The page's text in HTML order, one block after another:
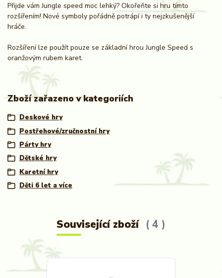
Přijde vám Jungle speed moc lehký? Okořeňte si hru tímto
rozšířením! Nové symboly pořádně potrápí i ty nejzkušenější
hráče.
Rozšíření lze použít pouze se základní hrou Jungle Speed s
oranžovým rubem karet.
Zboží zařazeno v kategoriích
Deskové hry
Postřehové/zručnostní hry
Párty hry
Dětské hry
Karetní hry
Děti 6 let a více
Související zboží 4